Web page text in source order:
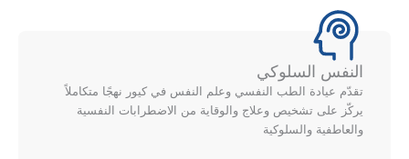
ل
أ
ع
ل
ى
م
ط
ر
ي
ل
ل
ي
النفس السلوكي
تقدّم عيادة الطب النفسي وعلم النفس في كيور نهجًا متكاملاً
يركّز على تشخيص وعلاج والوقاية من الاضطرابات النفسية
والعاطفية والسلوكية